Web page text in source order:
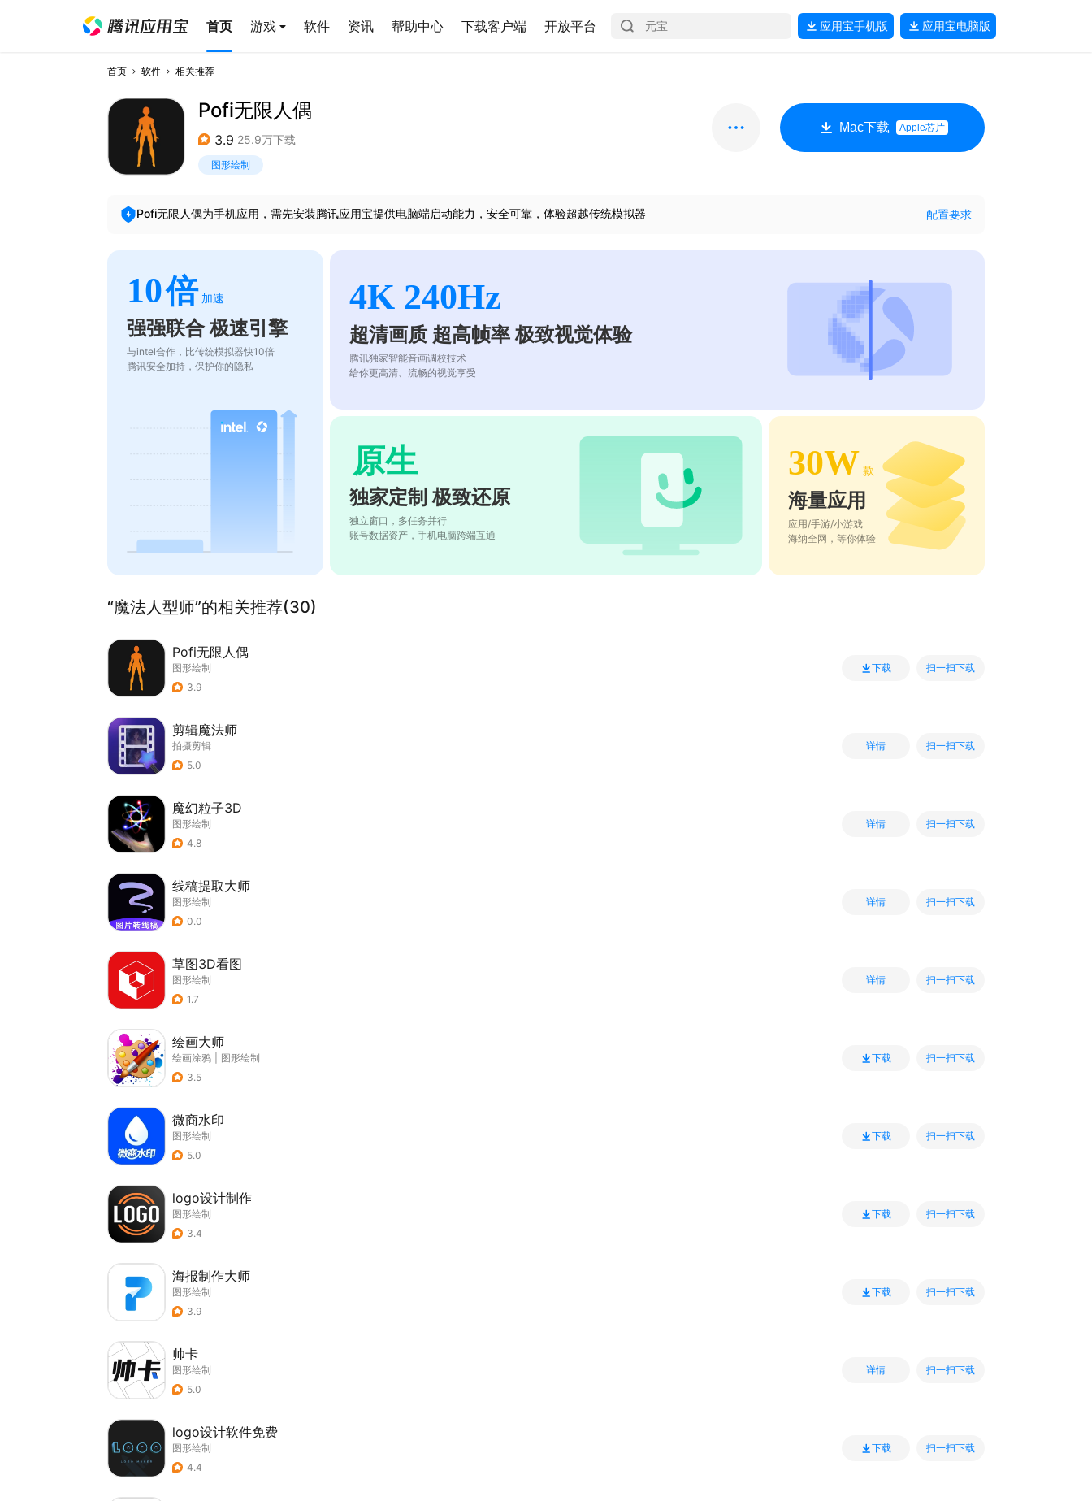
首页 游戏 软件 资讯 帮助中心 下载客户端 开放平台 应用宝手机版 应用宝电脑版
首页 软件 相关推荐
Pofi无限人偶
3.9 25.9万下载
图形绘制
Mac下载 Apple芯片
Pofi无限人偶为手机应用，需先安装腾讯应用宝提供电脑端启动能力，安全可靠，体验超越传统模拟器 配置要求
10倍 加速
强强联合 极速引擎
与intel合作，比传统模拟器快10倍
腾讯安全加持，保护你的隐私
4K 240Hz
超清画质 超高帧率 极致视觉体验
腾讯独家智能音画调校技术
给你更高清、流畅的视觉享受
原生
独家定制 极致还原
独立窗口，多任务并行
账号数据资产，手机电脑跨端互通
30W 款
海量应用
应用/手游/小游戏
海纳全网，等你体验
“魔法人型师”的相关推荐(30)
Pofi无限人偶
图形绘制
3.9
下载 扫一扫下载
剪辑魔法师
拍摄剪辑
5.0
详情 扫一扫下载
魔幻粒子3D
图形绘制
4.8
详情 扫一扫下载
线稿提取大师
图形绘制
0.0
详情 扫一扫下载
草图3D看图
图形绘制
1.7
详情 扫一扫下载
绘画大师
绘画涂鸦
图形绘制
3.5
下载 扫一扫下载
微商水印
图形绘制
5.0
下载 扫一扫下载
logo设计制作
图形绘制
3.4
下载 扫一扫下载
海报制作大师
图形绘制
3.9
下载 扫一扫下载
帅卡
图形绘制
5.0
详情 扫一扫下载
logo设计软件免费
图形绘制
4.4
下载 扫一扫下载